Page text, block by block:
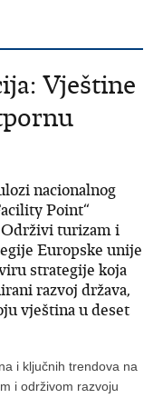
Vještine
nacionalnog
Point“
Održivi turizam i
Europske unije
strategije koja
razvoj država,
vještina u deset
i ključnih trendova na
i održivom razvoju